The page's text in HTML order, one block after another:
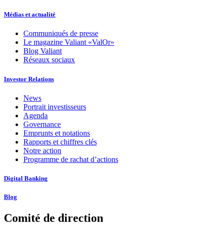
Médias et actualité
Communiqués de presse
Le magazine Valiant «ValOr»
Blog Valiant
Réseaux sociaux
Investor Relations
News
Portrait investisseurs
Agenda
Governance
Emprunts et notations
Rapports et chiffres clés
Notre action
Programme de rachat d’actions
Digital Banking
Blog
Comité de direction